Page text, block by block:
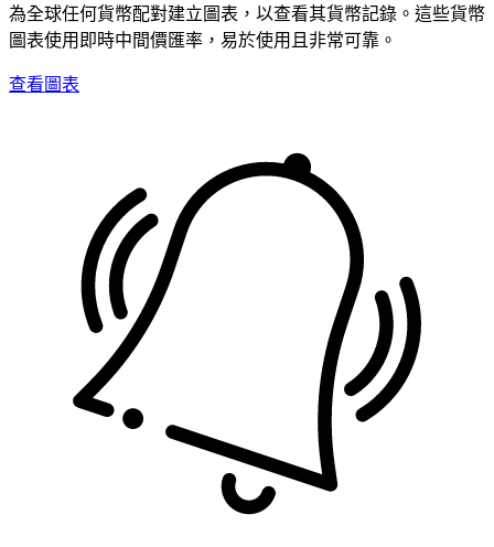
為全球任何貨幣配對建立圖表，以查看其貨幣記錄。這些貨幣
圖表使用即時中間價匯率，易於使用且非常可靠。
查看圖表